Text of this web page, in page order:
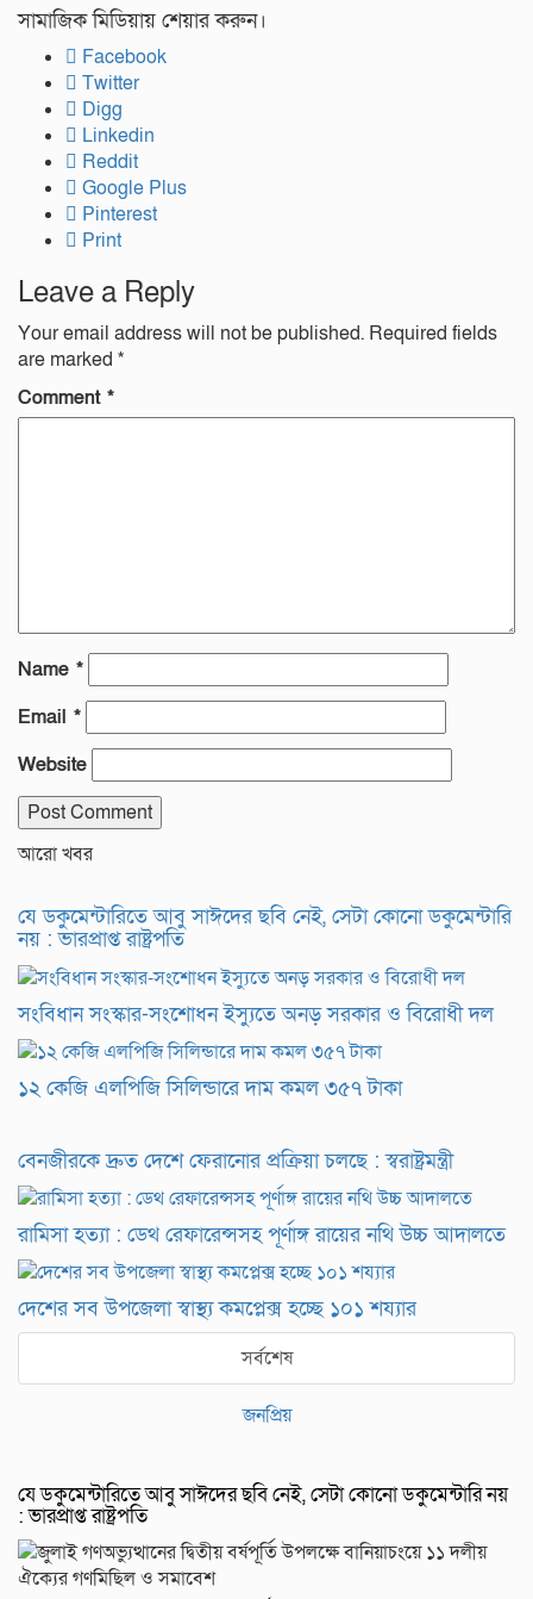
সামাজিক মিডিয়ায় শেয়ার করুন।
Facebook
Twitter
Digg
Linkedin
Reddit
Google Plus
Pinterest
Print
Leave a Reply
Your email address will not be published. Required fields
are marked *
Comment *
Name *
Email *
Website
আরো খবর
যে ডকুমেন্টারিতে আবু সাঈদের ছবি নেই, সেটা কোনো ডকুমেন্টারি
নয় : ভারপ্রাপ্ত রাষ্ট্রপতি
সংবিধান সংস্কার-সংশোধন ইস্যুতে অনড় সরকার ও বিরোধী দল
১২ কেজি এলপিজি সিলিন্ডারে দাম কমল ৩৫৭ টাকা
বেনজীরকে দ্রুত দেশে ফেরানোর প্রক্রিয়া চলছে : স্বরাষ্ট্রমন্ত্রী
রামিসা হত্যা : ডেথ রেফারেন্সসহ পূর্ণাঙ্গ রায়ের নথি উচ্চ আদালতে
দেশের সব উপজেলা স্বাস্থ্য কমপ্লেক্স হচ্ছে ১০১ শয্যার
সর্বশেষ
জনপ্রিয়
যে ডকুমেন্টারিতে আবু সাঈদের ছবি নেই, সেটা কোনো ডকুমেন্টারি নয়
: ভারপ্রাপ্ত রাষ্ট্রপতি